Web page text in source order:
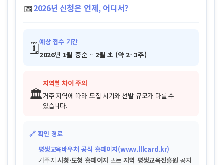
📅2026년 신청은 언제, 어디서?
🗓️예상 접수 기간
2026년 1월 중순 ~ 2월 초 (약 2~3주)
🏛️
지역별 차이 주의
거주 지역에 따라 모집 시기와 선발 규모가 다를 수
있습니다.
🔗 확인 경로
평생교육바우처 공식 홈페이지(www.lllcard.kr)
거주지시청·도청 홈페이지 또는지역 평생교육진흥원 공지